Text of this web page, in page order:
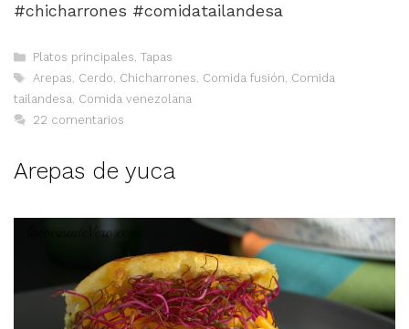
#chicharrones #comidatailandesa
Categorías
Platos principales, Tapas
Etiquetas
Arepas, Cerdo, Chicharrones, Comida fusión, Comida
tailandesa, Comida venezolana
22 comentarios
Arepas de yuca